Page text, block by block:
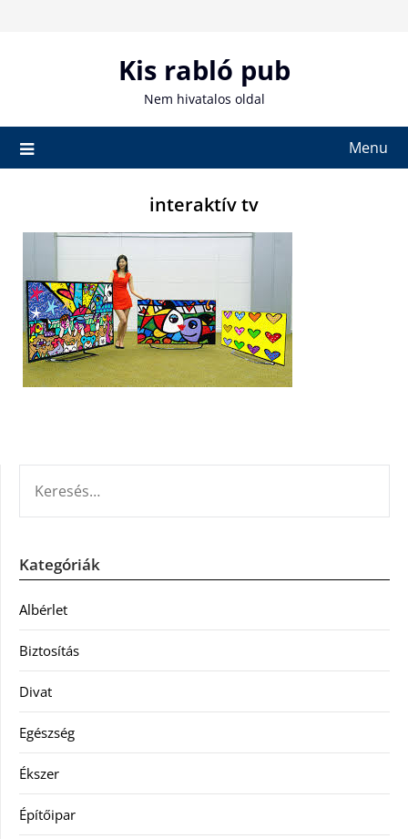
Kis rabló pub
Nem hivatalos oldal
Menu
interaktív tv
Kategóriák
Albérlet
Biztosítás
Divat
Egészség
Ékszer
Építőipar